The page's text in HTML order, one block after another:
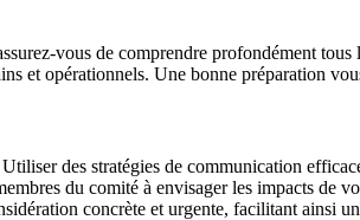
vous de comprendre profondément
et opérationnels. Une bonne préparation
des stratégies de communication
du comité à envisager les impacts
concrète et urgente, facilitant ainsi